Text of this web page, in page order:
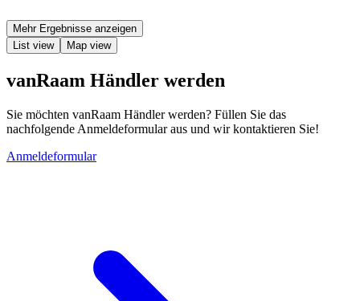
Mehr Ergebnisse anzeigen
List view
Map view
vanRaam Händler werden
Sie möchten vanRaam Händler werden? Füllen Sie das
nachfolgende Anmeldeformular aus und wir kontaktieren Sie!
Anmeldeformular